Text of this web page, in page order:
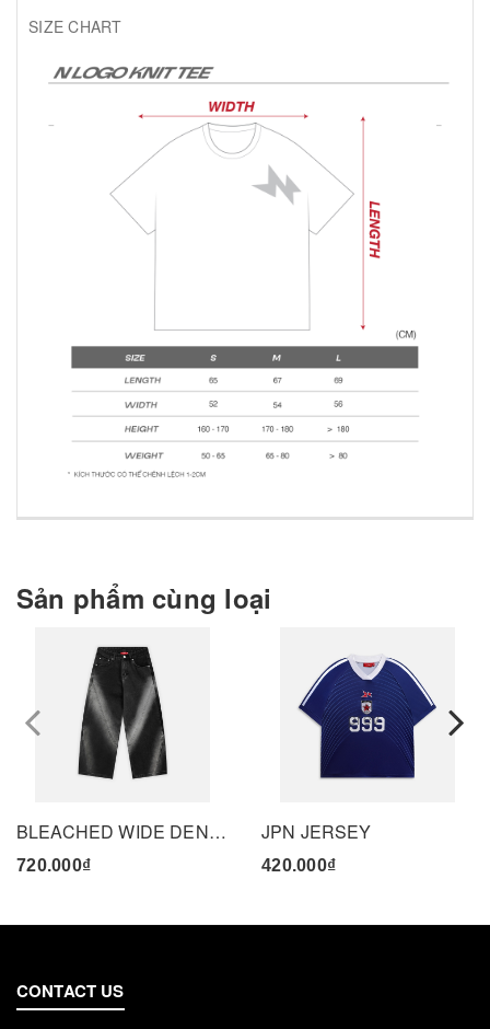
SIZE CHART
Sản phẩm cùng loại
BLEACHED WIDE DENIM PANTS - BLACK
720.000₫
JPN JERSEY
420.000₫
prev
CONTACT US